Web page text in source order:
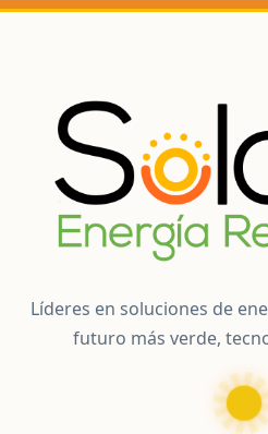
Líderes en soluciones de
futuro más verde,